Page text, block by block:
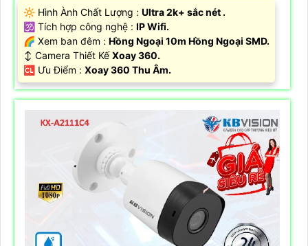
🔆 Hình Ành Chất Lượng : Ultra 2k+ sắc nét .
🕉️ Tích hợp công nghệ : IP Wifi.
🌈 Xem ban đêm : Hồng Ngoại 10m Hồng Ngoại SMD.
↕️ Camera Thiết KếXoay 360.
️🆑 Ưu Điểm : Xoay 360 Thu Âm.